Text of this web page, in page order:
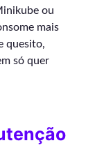
ou
mais
quesito,
só quer